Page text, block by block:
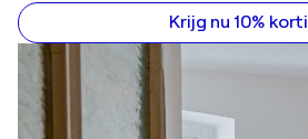
Krijg nu 10%